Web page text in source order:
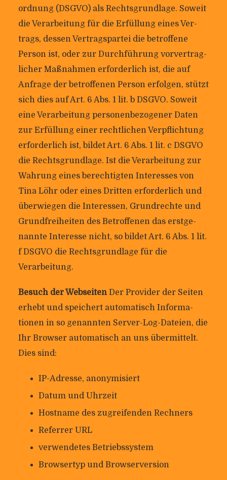
ord­nung (DSGVO) als Rechts­grund­lage. Soweit
die Ver­ar­bei­tung für die Erfül­lung eines Ver­
trags, dessen Ver­trags­partei die betrof­fene
Person ist, oder zur Durch­füh­rung vor­ver­trag­
li­cher Maß­nahmen erfor­der­lich ist, die auf
Anfrage der betrof­fenen Person erfolgen, stützt
sich dies auf Art. 6 Abs. 1 lit. b DSGVO. Soweit
eine Ver­ar­bei­tung per­so­nen­be­zo­gener Daten
zur Erfül­lung einer recht­li­chen Ver­pflich­tung
erfor­der­lich ist, bildet Art. 6 Abs. 1 lit. c DSGVO
die Rechts­grund­lage. Ist die Ver­ar­bei­tung zur
Wah­rung eines berech­tigten Inter­esses von
Tina Löhr oder eines Dritten erfor­der­lich und
über­wiegen die Inter­essen, Grund­rechte und
Grund­frei­heiten des Betrof­fenen das erst­ge­
nannte Inter­esse nicht, so bildet Art. 6 Abs. 1 lit.
f DSGVO die Rechts­grund­lage für die
Verarbeitung.
Besuch der Web­seiten Der Pro­vider der Seiten
erhebt und spei­chert auto­ma­tisch Infor­ma­
tionen in so genannten Server-Log-Dateien, die
Ihr Browser auto­ma­tisch an uns über­mit­telt.
Dies sind:
IP-Adresse, anony­mi­siert
Datum und Uhrzeit
Host­name des zugrei­fenden Rechners
Referrer URL
ver­wen­detes Betriebssystem
Brow­sertyp und Browserversion